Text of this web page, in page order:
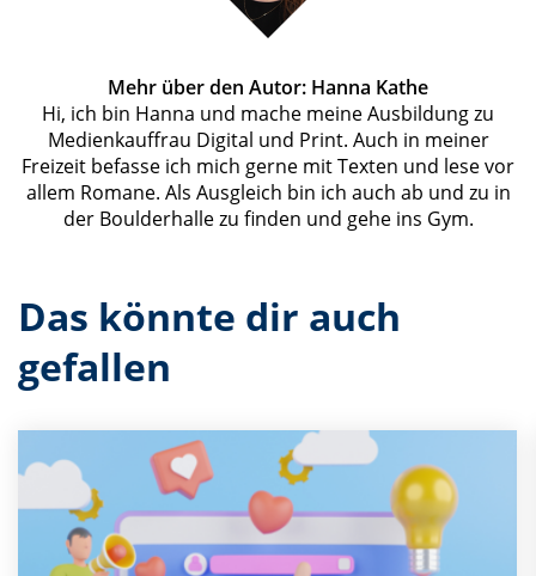
Mehr über den Autor: Hanna Kathe
Hi, ich bin Hanna und mache meine Ausbildung zu
Medienkauffrau Digital und Print. Auch in meiner
Freizeit befasse ich mich gerne mit Texten und lese vor
allem Romane. Als Ausgleich bin ich auch ab und zu in
der Boulderhalle zu finden und gehe ins Gym.
Das könnte dir auch
gefallen